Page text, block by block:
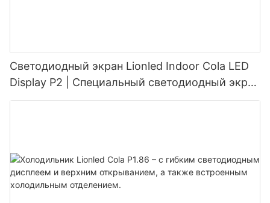
Светодиодный экран Lionled Indoor Cola LED
Display P2 | Специальный светодиодный экран
для высокоэффективной рекламы